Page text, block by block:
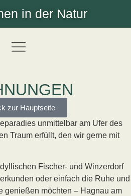
in der Natur
zur Hauptseite
unmittelbar am Ufer des
Traum erfüllt, den wir gerne mit
Fischer- und Winzerdorf
oder einfach die Ruhe und
genießen möchten – Hagnau am